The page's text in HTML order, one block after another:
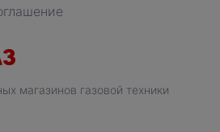
магазинов газовой техники